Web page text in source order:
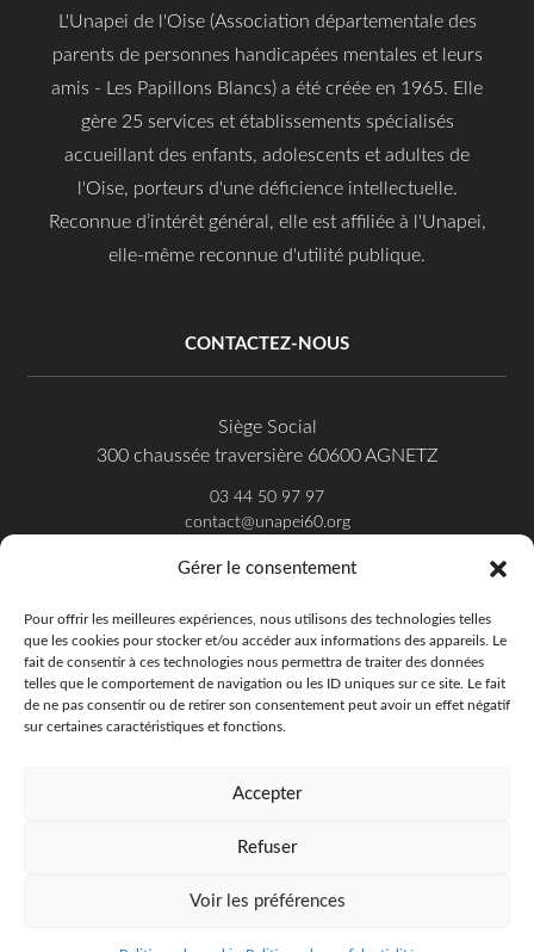
Gérer le consentement
Pour offrir les meilleures expériences, nous utilisons des technologies telles
que les cookies pour stocker et/ou accéder aux informations des appareils. Le
fait de consentir à ces technologies nous permettra de traiter des données
telles que le comportement de navigation ou les ID uniques sur ce site. Le fait
de ne pas consentir ou de retirer son consentement peut avoir un effet négatif
sur certaines caractéristiques et fonctions.
Accepter
Refuser
Voir les préférences
L'Unapei de l'Oise (Association départementale des
parents de personnes handicapées mentales et leurs
amis - Les Papillons Blancs) a été créée en 1965. Elle
gère 25 services et établissements spécialisés
accueillant des enfants, adolescents et adultes de
l'Oise, porteurs d'une déficience intellectuelle.
Reconnue d’intérêt général, elle est affiliée à l'Unapei,
elle-même reconnue d'utilité publique.
CONTACTEZ-NOUS
Siège Social
300 chaussée traversière 60600 AGNETZ
03 44 50 97 97
contact@unapei60.org
Unapei de l'Oise - 2018
Offres d'emploi